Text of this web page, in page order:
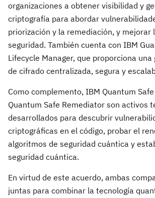
organizaciones a obtener visibilidad y
criptografía para abordar
priorización y la remediación, y mejorar
seguridad. También cuenta con IBM
Lifecycle Manager, que proporciona
de cifrado centralizada, segura y
Como complemento, IBM Quantum
Quantum Safe Remediator son activos
desarrollados para descubrir
criptográficas en el código, probar el
algoritmos de seguridad cuántica y
seguridad cuántica.
En virtud de este acuerdo, ambas
juntas para combinar la tecnología